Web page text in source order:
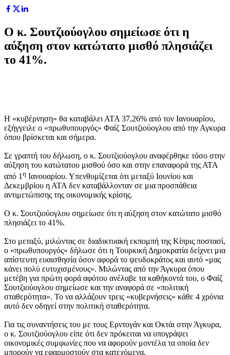
Ο κ. Σουτζιούογλου σημείωσε ότι η
αύξηση στον κατώτατο μισθό πλησιάζει
το 41%.
Η «κυβέρνηση» θα καταβάλει ΑΤΑ 37,26% από τον Ιανουαρίου,
εξήγγειλε ο «πρωθυπουργός» Φαίζ Σουτζιούογλου από την Αγκυρα
όπου βρίσκεται και σήμερα.
Σε γραπτή του δήλωση, ο κ. Σουτζιούογλου αναφέρθηκε τόσο στην
αύξηση του κατώτατου μισθού όσο και στην επαναφορά της ΑΤΑ
από 1 η Ιανουαρίου. Υπενθυμίζεται ότι μεταξύ Ιουνίου και
Δεκεμβρίου η ΑΤΑ δεν καταβάλλονταν σε μια προσπάθεια
αντιμετώπισης της οικονομικής κρίσης.
Ο κ. Σουτζιούογλου σημείωσε ότι η αύξηση στον κατώτατο μισθό
πλησιάζει το 41%.
Στο μεταξύ, μιλώντας σε διαδικτυακή εκπομπή της Κίπρις ποστασί,
ο «πρωθυπουργός» δήλωσε ότι η Τουρκική Δημοκρατία δείχνει μια
απίστευτη ευαισθησία όσον αφορά το ψευδοκράτος και αυτό «μας
κάνει πολύ ευτυχισμένους». Μιλώντας από την Άγκυρα όπου
μετέβη για πρώτη φορά αφότου ανέλαβε τα καθήκοντά του, ο Φαίζ
Σουτζιούογλου σημείωσε και την αναφορά σε «πολιτική
σταθερότητα». Το να αλλάζουν τρεις «κυβερνήσεις» κάθε 4 χρόνια
αυτό δεν οδηγεί στην πολιτική σταθερότητα.
Για τις συναντήσεις του με τους Ερντογάν και Οκτάι στην Άγκυρα,
ο κ. Σουτζιούογλου είπε ότι δεν πρόκειται να υπογράψει
οικονομικές συμφωνίες που να αφορούν μοντέλα τα οποία δεν
μπορούν να εφαρμοστούν στα κατεχόμενα.